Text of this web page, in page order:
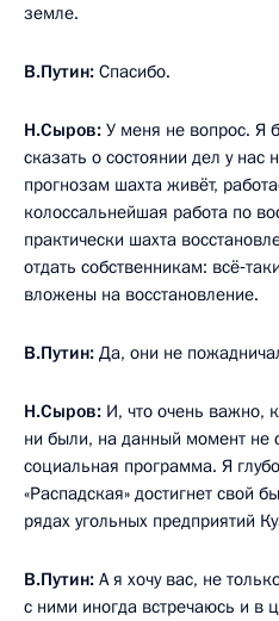
земле.
В.Путин: Спасибо.
Н.Сыров: У меня не вопрос. Я
сказать о состоянии дел у
прогнозам шахта живёт,
колоссальнейшая работа по
практически шахта
отдать собственникам:
вложены на восстановление.
В.Путин: Да, они не
Н.Сыров: И, что очень важно,
ни были, на данный момент не
социальная программа. Я
«Распадская» достигнет свой
рядах угольных предприятий
В.Путин: А я хочу вас, не
с ними иногда встречаюсь и в